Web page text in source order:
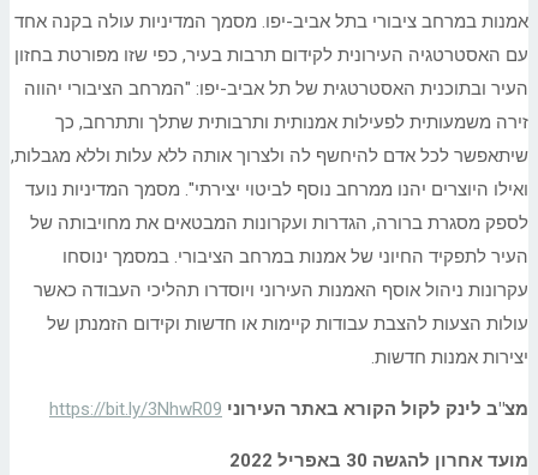
אמנות במרחב ציבורי בתל אביב-יפו. מסמך המדיניות עולה בקנה אחד
עם האסטרטגיה העירונית לקידום תרבות בעיר, כפי שזו מפורטת בחזון
העיר ובתוכנית האסטרטגית של תל אביב-יפו: "המרחב הציבורי יהווה
זירה משמעותית לפעילות אמנותית ותרבותית שתלך ותתרחב, כך
שיתאפשר לכל אדם להיחשף לה ולצרוך אותה ללא עלות וללא מגבלות,
ואילו היוצרים יהנו ממרחב נוסף לביטוי יצירתי". מסמך המדיניות נועד
לספק מסגרת ברורה, הגדרות ועקרונות המבטאים את מחויבותה של
העיר לתפקיד החיוני של אמנות במרחב הציבורי. במסמך ינוסחו
עקרונות ניהול אוסף האמנות העירוני ויוסדרו תהליכי העבודה כאשר
עולות הצעות להצבת עבודות קיימות או חדשות וקידום הזמנתן של
יצירות אמנות חדשות.
מצ"ב לינק לקול הקורא באתר העירוני https://bit.ly/3NhwR09
מועד אחרון להגשה 30 באפריל 2022